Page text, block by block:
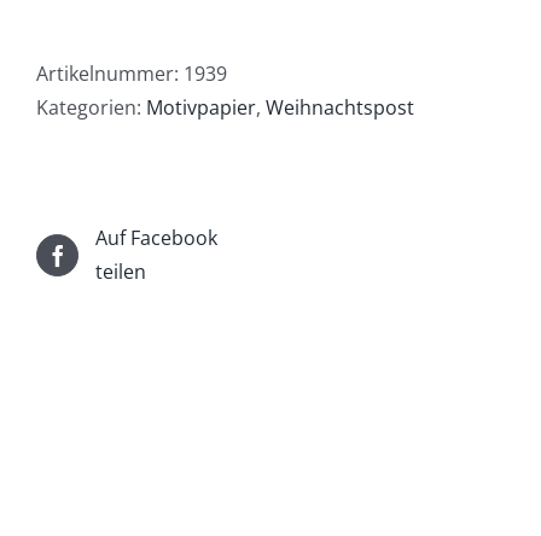
Menge
Artikelnummer: 1939
Kategorien: Motivpapier, Weihnachtspost
Auf Facebook
teilen